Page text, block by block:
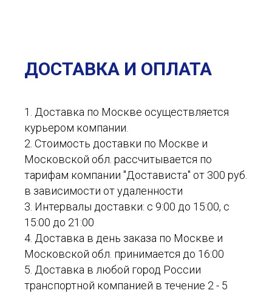
ДОСТАВКА И ОПЛАТА
1. Доставка по Москве осуществляется
курьером компании.
2. Стоимость доставки по Москве и
Московской обл. рассчитывается по
тарифам компании "Достависта" от 300 руб.
в зависимости от удаленности
3. Интервалы доставки: с 9:00 до 15:00, с
15:00 до 21:00
4. Доставка в день заказа по Москве и
Московской обл. принимается до 16:00
5. Доставка в любой город России
транспортной компанией в течение 2 - 5